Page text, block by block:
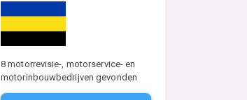
8 motorrevisie-, motorservice- en
motorinbouwbedrijven gevonden